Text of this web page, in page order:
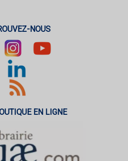
NOUS
EN LIGNE